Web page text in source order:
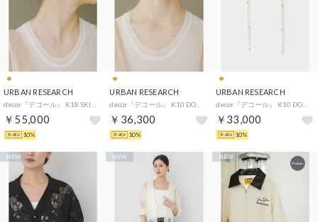
URBAN RESEARCH
decor『デコール』 K18 SKIN NECKLACE （ゴールド）
￥55,000
10%
URBAN RESEARCH
decor『デコール』 K10 DOT NECKLACE （ゴールド）
￥36,300
10%
URBAN RESEARCH
decor『デコール』 K10 DOT PIERCE （ゴールド）
￥33,000
10%
NEW NEW NEW